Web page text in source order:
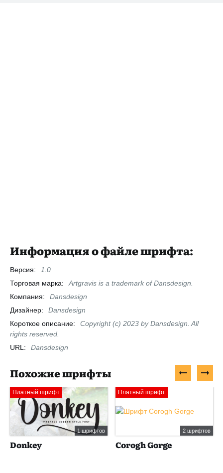
Информация о файле шрифта:
Версия:
1.0
Торговая марка:
Artgravis is a trademark of Dansdesign.
Компания:
Dansdesign
Дизайнер:
Dansdesign
Короткое описание:
Copyright (c) 2023 by Dansdesign. All
rights reserved.
URL:
Dansdesign
Похожие шрифты
Платный шрифт
1 шрифтов
Donkey
Платный шрифт
2 шрифтов
Corogh Gorge